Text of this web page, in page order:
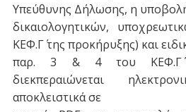
Υπεύθυνης Δήλωσης, η
δικαιολογητικών,
ΚΕΦ.Γ΄ της προκήρυξης) και
παρ. 3 & 4 του ΚΕΦ.Γ΄
διεκπεραιώνεται
αποκλειστικά σε